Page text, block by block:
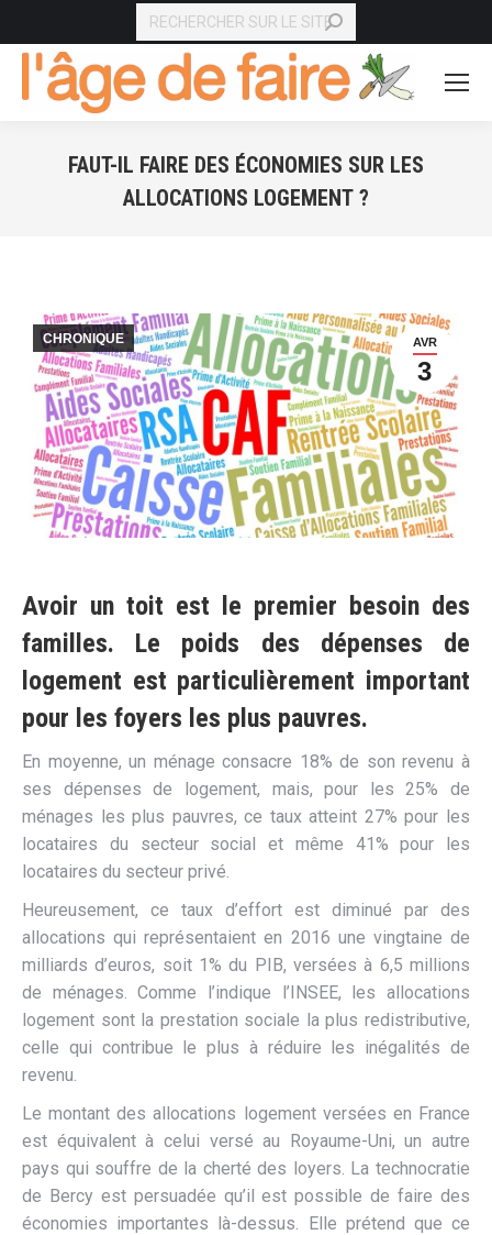
RECHERCHE
FAUT-IL FAIRE DES ÉCONOMIES SUR LES
ALLOCATIONS LOGEMENT ?
AVR
3
CHRONIQUE
Avoir un toit est le premier besoin des
familles. Le poids des dépenses de
logement est particulièrement important
pour les foyers les plus pauvres.
En moyenne, un ménage consacre 18% de son revenu à
ses dépenses de logement, mais, pour les 25% de
ménages les plus pauvres, ce taux atteint 27% pour les
locataires du secteur social et même 41% pour les
locataires du secteur privé.
Heureusement, ce taux d’effort est diminué par des
allocations qui représentaient en 2016 une vingtaine de
milliards d’euros, soit 1% du PIB, versées à 6,5 millions
de ménages. Comme l’indique l’INSEE, les allocations
logement sont la prestation sociale la plus redistributive,
celle qui contribue le plus à réduire les inégalités de
revenu.
Le montant des allocations logement versées en France
est équivalent à celui versé au Royaume-Uni, un autre
pays qui souffre de la cherté des loyers. La technocratie
de Bercy est persuadée qu’il est possible de faire des
économies importantes là-dessus. Elle prétend que ce